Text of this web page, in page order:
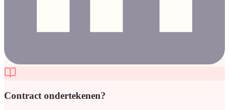
Contract ondertekenen?